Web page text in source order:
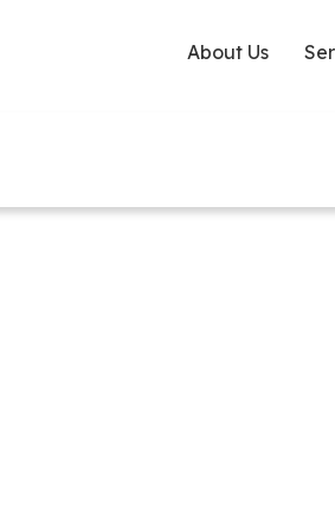
About Us